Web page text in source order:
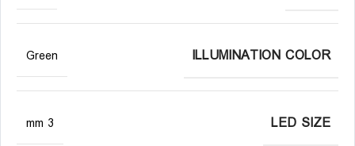
ILLUMINATION COLOR
Green
LED SIZE
3 mm